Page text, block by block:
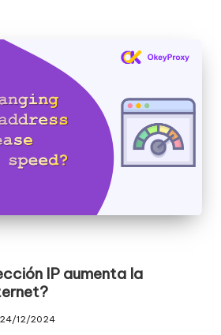
IP aumenta la
24/12/2024